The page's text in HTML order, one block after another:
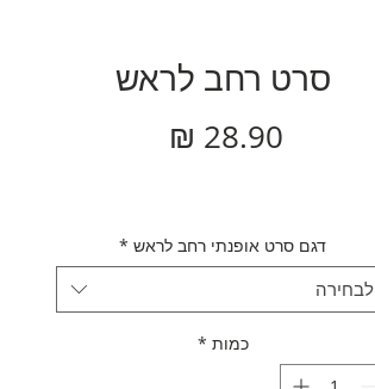
סרט רחב לראש
דגם סרט אופנתי רחב לראש *
לבחירה
כמות *